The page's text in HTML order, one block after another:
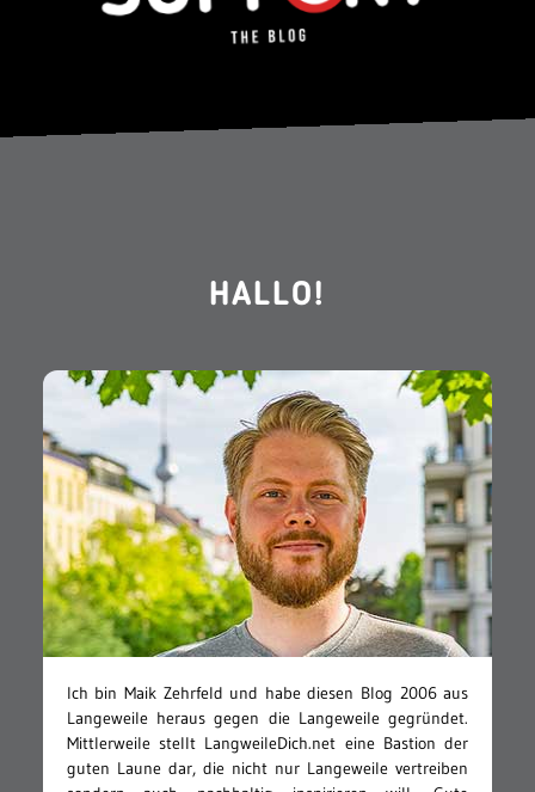
HALLO!
Ich bin Maik Zehrfeld und habe diesen Blog 2006 aus
Langeweile heraus gegen die Langeweile gegründet.
Mittlerweile stellt LangweileDich.net eine Bastion der
guten Laune dar, die nicht nur Langeweile vertreiben